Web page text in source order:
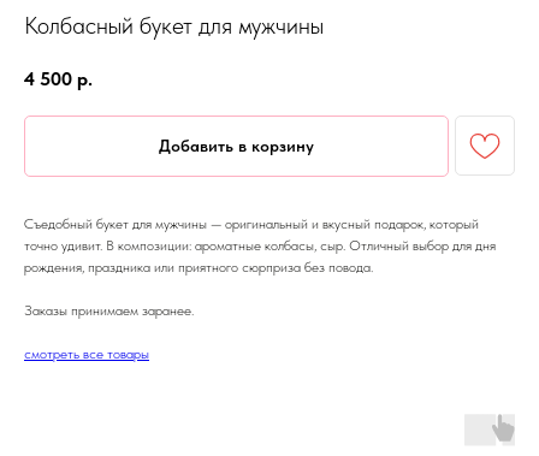
Колбасный букет для мужчины
4 500 р.
Добавить в корзину
Съедобный букет для мужчины — оригинальный и вкусный подарок, который
точно удивит. В композиции: ароматные колбасы, сыр. Отличный выбор для дня
рождения, праздника или приятного сюрприза без повода.
Заказы принимаем заранее.
смотреть все товары